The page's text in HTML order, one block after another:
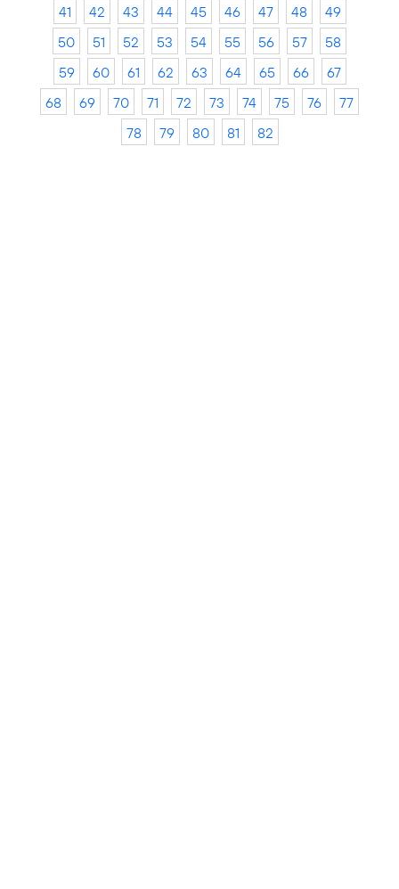
41
42 43 44 45 46 47 48
49
50
51 52 53 54 55 56 57
58
59
60 61 62 63 64 65 66
67
68
69 70 71 72 73 74 75 76
77
78
79 80 81 82